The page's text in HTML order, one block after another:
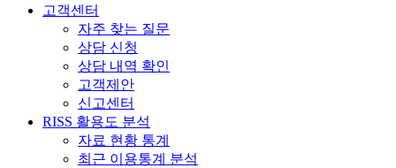
고객센터
자주 찾는 질문
상담 신청
상담 내역 확인
고객제안
신고센터
RISS 활용도 분석
자료 현황 통계
최근 이용통계 분석